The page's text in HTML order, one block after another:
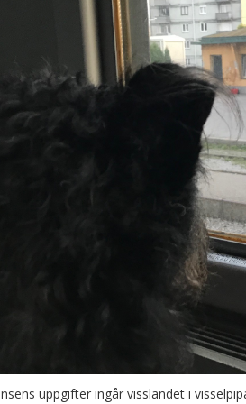
uppgifter ingår visslandet i